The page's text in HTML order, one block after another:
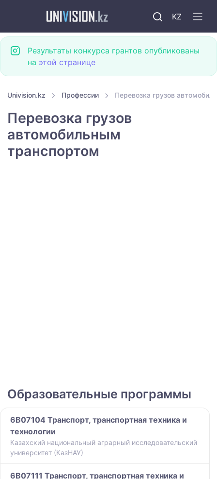
KZ
Результаты конкурса грантов опубликованы
на этой странице
Univision.kz Профессии Перевозка грузов
Перевозка грузов
автомобильным
транспортом
Образовательные программы
6B07104 Транспорт, транспортная техника и
технологии
Казахский национальный аграрный исследовательский
университет (КазНАУ)
6B07111 Транспорт, транспортная техника и